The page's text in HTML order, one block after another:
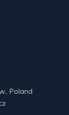
Poland